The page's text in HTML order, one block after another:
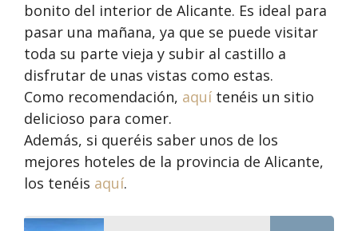
bonito del interior de Alicante. Es ideal para
pasar una mañana, ya que se puede visitar
toda su parte vieja y subir al castillo a
disfrutar de unas vistas como estas.
Como recomendación, aquí tenéis un sitio
delicioso para comer.
Además, si queréis saber unos de los
mejores hoteles de la provincia de Alicante,
los tenéis aquí.